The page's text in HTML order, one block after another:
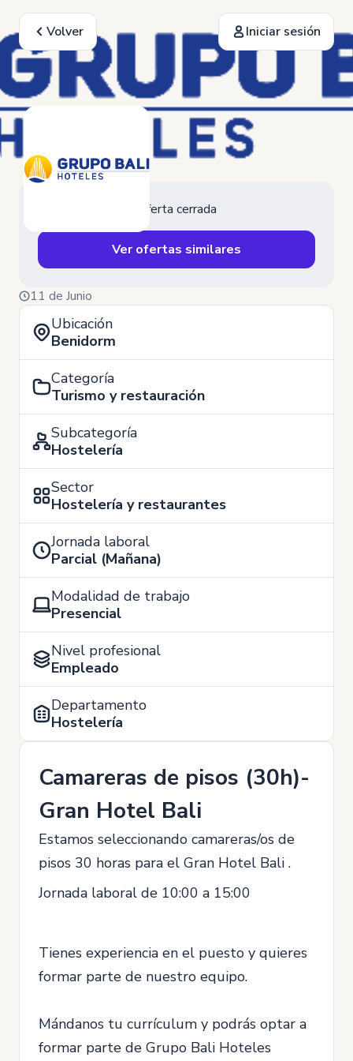
Volver Iniciar sesión
Oferta cerrada
Ver ofertas similares
11 de Junio
Ubicación
Benidorm
Categoría
Turismo y restauración
Subcategoría
Hostelería
Sector
Hostelería y restaurantes
Jornada laboral
Parcial (Mañana)
Modalidad de trabajo
Presencial
Nivel profesional
Empleado
Departamento
Hostelería
Camareras de pisos (30h)-
Gran Hotel Bali
Estamos seleccionando camareras/os de
pisos 30 horas para el Gran Hotel Bali .
Jornada laboral de 10:00 a 15:00
Tienes experiencia en el puesto y quieres
formar parte de nuestro equipo.
Mándanos tu currículum y podrás optar a
formar parte de Grupo Bali Hoteles